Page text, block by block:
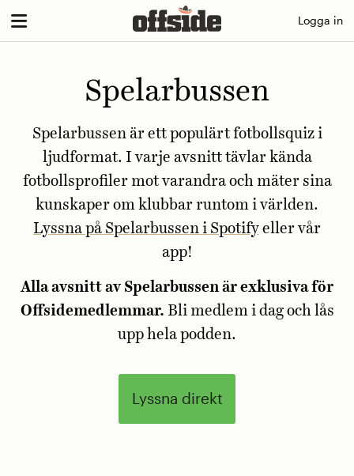
Skip
Logga in
Spelarbussen
Spelarbussen är ett populärt fotbollsquiz i
ljudformat. I varje avsnitt tävlar kända
fotbollsprofiler mot varandra och mäter sina
kunskaper om klubbar runtom i världen.
Lyssna på Spelarbussen i Spotify eller vår
app!
Alla avsnitt av Spelarbussen är exklusiva för
Offsidemedlemmar. Bli medlem i dag och lås
upp hela podden.
Lyssna direkt